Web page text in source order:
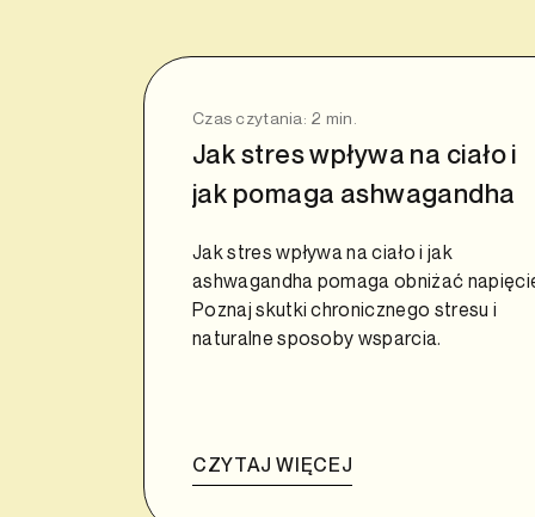
Czas czytania: 2 min.
Jak stres wpływa na ciało i
jak pomaga ashwagandha
Jak stres wpływa na ciało i jak
ashwagandha pomaga obniżać
Poznaj skutki chronicznego stresu i
naturalne sposoby wsparcia.
CZYTAJ WIĘCEJ